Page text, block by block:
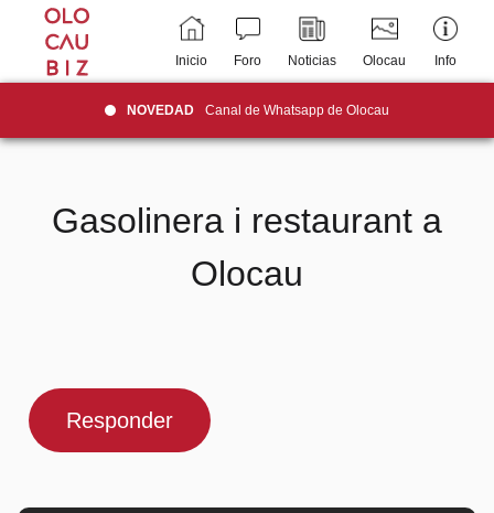
Inicio Foro Noticias Olocau Info
NOVEDAD Canal de Whatsapp de Olocau
Gasolinera i restaurant a
Olocau
Responder